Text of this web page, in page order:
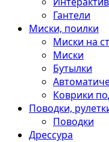
Гантели
Миски, поилки
Миски на
Миски
Бутылки
Коврики
Поводки,
Поводки
Дрессура